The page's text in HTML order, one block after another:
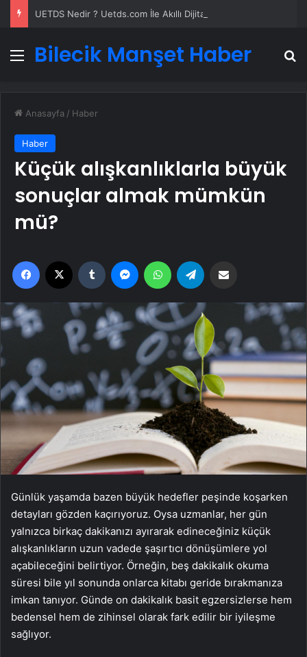
Menü
Bilecik Manşet Haber
Anasayfa / Haber
Haber
Küçük alışkanlıklarla büyük
sonuçlar almak mümkün
mü?
Facebook Tumblr MessengerWhatsApp
Günlük yaşamda bazen büyük hedefler peşinde koşarken
detayları gözden kaçırıyoruz. Oysa uzmanlar, her gün
yalnızca birkaç dakikanızı ayırarak edineceğiniz küçük
alışkanlıkların uzun vadede şaşırtıcı dönüşümlere yol
açabileceğini belirtiyor. Örneğin, beş dakikalık okuma
süresi bile yıl sonunda onlarca kitabı geride bırakmanıza
imkan tanıyor. Günde on dakikalık basit egzersizlerse hem
bedensel hem de zihinsel olarak fark edilir bir iyileşme
sağlıyor.